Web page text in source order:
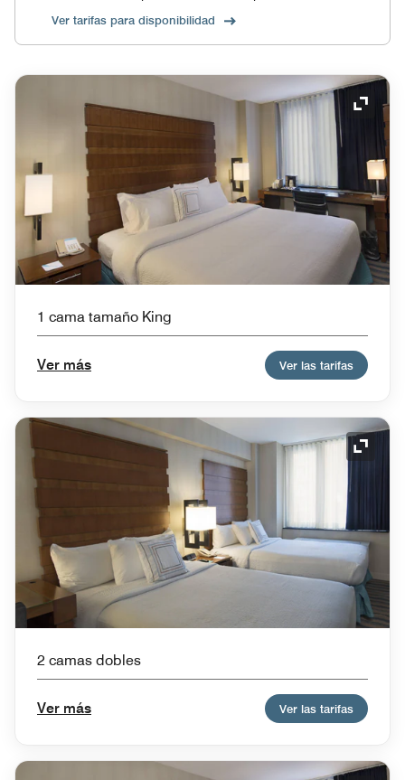
Ver tarifas para disponibilidad
Icono
1 cama tamaño King
Ver más Ver las tarifas
Icono
2 camas dobles
Ver más Ver las tarifas